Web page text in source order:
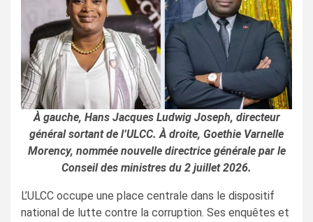
À gauche, Hans Jacques Ludwig Joseph, directeur
général sortant de l’ULCC. À droite, Goethie Varnelle
Morency, nommée nouvelle directrice générale par le
Conseil des ministres du 2 juillet 2026.
L’ULCC occupe une place centrale dans le dispositif
national de lutte contre la corruption. Ses enquêtes et